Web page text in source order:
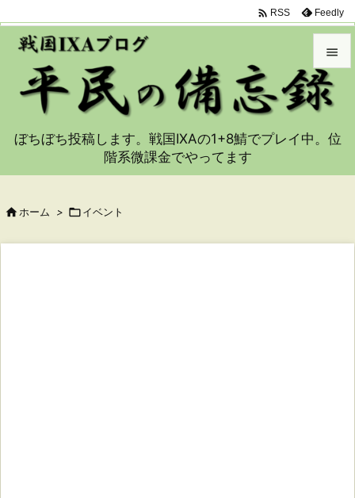


メニュ
サイド
 RSS Feedly
ぼちぼち投稿します。戦国IXAの1+8鯖でプレイ中。位
階系微課金でやってます
 ホーム > イベント